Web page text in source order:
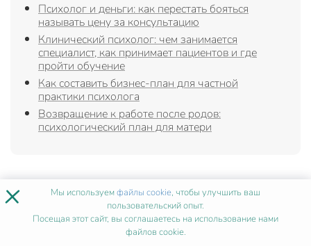
Психолог и деньги: как перестать бояться
называть цену за консультацию
Клинический психолог: чем занимается
специалист, как принимает пациентов и где
пройти обучение
Как составить бизнес‑план для частной
практики психолога
Возвращение к работе после родов:
психологический план для матери
Часто задаваемые вопросы
× Мы используемфайлы cookie, чтобы улучшить ваш
пользовательский опыт.
Посещая этот сайт, вы соглашаетесь на использование нами
файлов cookie.